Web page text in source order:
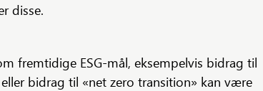
disse.
fremtidige ESG-mål, eksempelvis bidrag til
bidrag til «net zero transition» kan være